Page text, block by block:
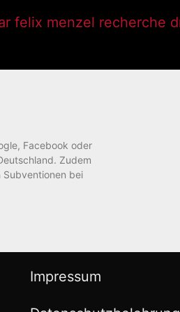
Facebook oder
Zudem
bei
Impressum